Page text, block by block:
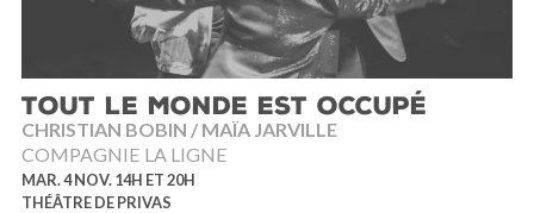
TOUT LE MONDE EST OCCUPÉ
CHRISTIAN BOBIN / MAÏA JARVILLE
COMPAGNIE LA LIGNE
MAR. 4 NOV. 14H ET 20H
THÉÂTRE DE PRIVAS